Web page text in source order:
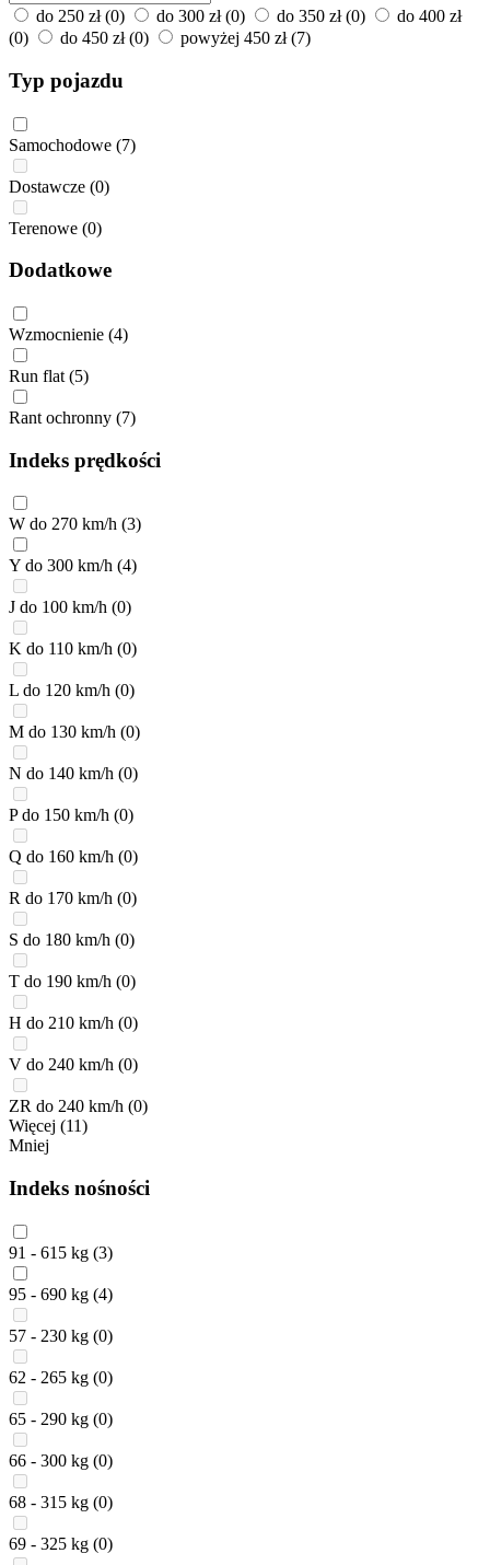
do 250 zł (0) do 300 zł (0) do 350 zł (0)
do 400 zł
(0)
do 450 zł (0) powyżej 450 zł (7)
Typ pojazdu
Samochodowe (7)
Dostawcze (0)
Terenowe (0)
Dodatkowe
Wzmocnienie (4)
Run flat (5)
Rant ochronny (7)
Indeks prędkości
W do 270 km/h (3)
Y do 300 km/h (4)
J do 100 km/h (0)
K do 110 km/h (0)
L do 120 km/h (0)
M do 130 km/h (0)
N do 140 km/h (0)
P do 150 km/h (0)
Q do 160 km/h (0)
R do 170 km/h (0)
S do 180 km/h (0)
T do 190 km/h (0)
H do 210 km/h (0)
V do 240 km/h (0)
ZR do 240 km/h (0)
Więcej (11)
Mniej
Indeks nośności
91 - 615 kg (3)
95 - 690 kg (4)
57 - 230 kg (0)
62 - 265 kg (0)
65 - 290 kg (0)
66 - 300 kg (0)
68 - 315 kg (0)
69 - 325 kg (0)